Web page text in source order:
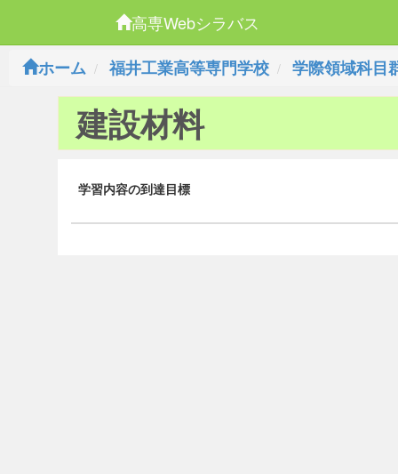
高専Webシラバス
ホーム
福井工業高等専門学校 学際領域科目
建設材料
学習内容の到達目標